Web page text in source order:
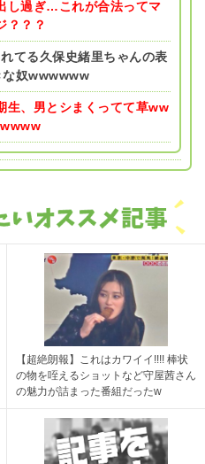
し過ぎ…これが合法ってマ
？？？
てる久保史緒里ちゃんの表
な奴wwwwww
生、男とシまくってて草ww
wwww
【超絶朗報】これはカワイイ!!!! 棒状
の物を咥えるショットなど守屋茜さん
の魅力が詰まった番組だったw